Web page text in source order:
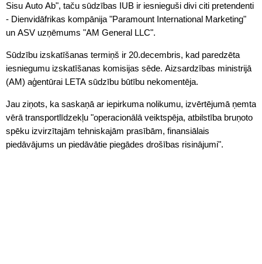
Sisu Auto Ab", taču sūdzības IUB ir iesnieguši divi citi pretendenti
- Dienvidāfrikas kompānija "Paramount International Marketing"
un ASV uzņēmums "AM General LLC".
Sūdzību izskatīšanas termiņš ir 20.decembris, kad paredzēta
iesniegumu izskatīšanas komisijas sēde. Aizsardzības ministrijā
(AM) aģentūrai LETA sūdzību būtību nekomentēja.
Jau ziņots, ka saskaņā ar iepirkuma nolikumu, izvērtējumā ņemta
vērā transportlīdzekļu "operacionālā veiktspēja, atbilstība bruņoto
spēku izvirzītajām tehniskajām prasībām, finansiālais
piedāvājums un piedāvātie piegādes drošības risinājumi".